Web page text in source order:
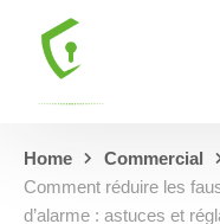
Home
Commercial
Comment réduire les
d’alarme : astuces et